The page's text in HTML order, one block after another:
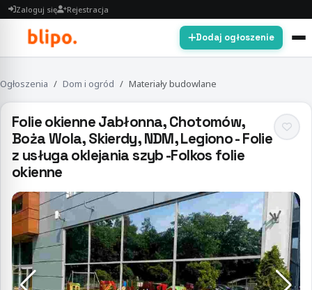
Zaloguj się Rejestracja
Dodaj ogłoszenie
Ogłoszenia Dom i ogród Materiały budowlane
Folie okienne Jabłonna, Chotomów,
Boża Wola, Skierdy, NDM, Legiono - Folie
z usługa oklejania szyb -Folkos folie
okienne